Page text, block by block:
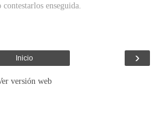
enseguida.
›
Inicio
versión web